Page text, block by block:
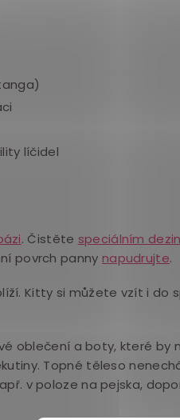
líčidel
. Čistěte speciálním
povrch panny napudrujte.
Kitty si můžete vzít i do
oblečení a boty, které by
Topné těleso
v poloze na pejska,